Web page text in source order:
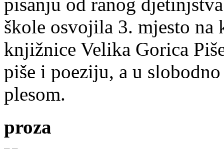
škole osvojila 3. mjesto na
knjižnice Velika Gorica
piše i poeziju, a u
plesom.
proza